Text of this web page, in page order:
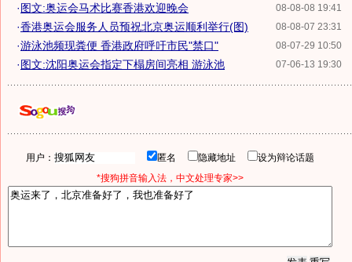
08-08-08 19:41
·图文:奥运会马术比赛香港欢迎晚会
08-08-07 23:31
·香港奥运会服务人员预祝北京奥运顺利举行(图)
08-07-29 10:50
·游泳池频现粪便 香港政府呼吁市民"禁口"
07-06-13 19:30
·图文:沈阳奥运会指定下榻房间亮相 游泳池
用户： 匿名 隐藏地址
设为辩论话题
*搜狗拼音输入法，中文处理专家>>